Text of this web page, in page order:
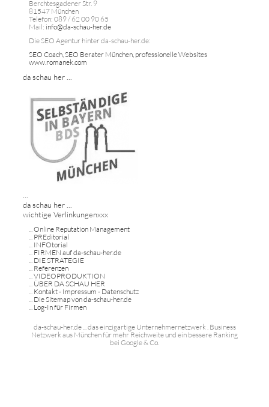
Berchtesgadener Str. 9
81547 München
Telefon: 089 / 62 00 90 65
Mail: info@da-schau-her.de
Die SEO Agentur hinter da-schau-her.de:
SEO Coach, SEO Berater München, professionelle Websites
www.romanek.com
da schau her ...
da schau her ...
wichtige Verlinkungenxxx
...Online Reputation Management
... PREditorial
... INFOtorial
... FIRMEN auf da-schau-her.de
... DIE STRATEGIE
... Referenzen
...VIDEOPRODUKTION
... ÜBER DA SCHAU HER
... Kontakt - Impressum - Datenschutz
... Die Sitemap von da-schau-her.de
... Log-In für Firmen
da-schau-her.de ... das einzigartige Unternehmernetzwerk . Business
Netzwerk aus München für mehr Reichweite und ein bessere Ranking
bei Google & Co.